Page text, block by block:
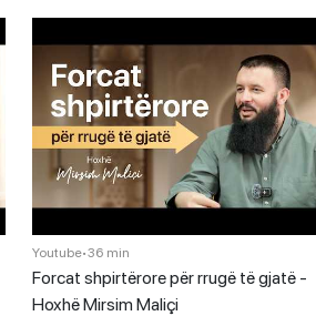
Youtube•36 min
Forcat shpirtërore për rrugë të gjatë -
Hoxhë Mirsim Maliçi